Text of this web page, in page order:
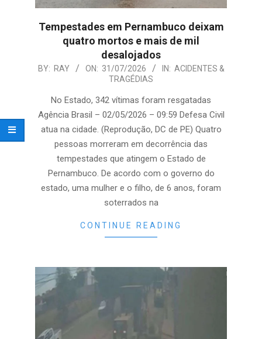
Tempestades em Pernambuco deixam
quatro mortos e mais de mil
desalojados
2026-
BY: RAY ON: 31/07/2026 IN: ACIDENTES &
TRAGÉDIAS
No Estado, 342 vítimas foram resgatadas
Agência Brasil – 02/05/2026 – 09:59 Defesa Civil
atua na cidade. (Reprodução, DC de PE) Quatro
pessoas morreram em decorrência das
tempestades que atingem o Estado de
Pernambuco. De acordo com o governo do
estado, uma mulher e o filho, de 6 anos, foram
soterrados na
CONTINUE READING